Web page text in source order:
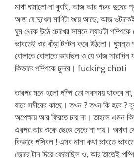
মাথা ঘামালো না বুবাই, আজ আর গরুর দুধের
আজ যে দুধেল মাগিটা শুয়ে আছে, আজ ওটাকেই
ঘুম থেকে উঠে চোখের সামনে ল্যাংটো
ভাবতেই ওর বাঁড়া টনটন করে উঠলো। ঘুমন্ত
বোলাতে বোলাতে ভাবছিল ও যে আজ সারাদিন
কিভাবে পম্পিকে চুদবে। fucking choti
তারপর মনে হলো পম্পি তো সবসময় থাকবে
যাবে সমীরের কাছে। তখন ? তখন কি হবে ?
অপেক্ষায় আর ফিরতে চায় না। তাহলে এমন
এরপর আর ওকে ছেড়ে যেতে না পায়। অথবা
কিভাবে পসিবল ! এসব নানা কথা ভাবতে
জোরে টান দিয়ে ফেলেছিল ও, আর তাতেই